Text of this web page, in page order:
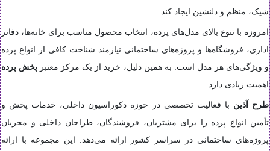
شیک، منظم و دلنشین ایجاد کند.
امروزه با تنوع بالای مدل‌های پرده، انتخاب محصول مناسب برای خانه‌ها، دفاتر
اداری، فروشگاه‌ها و پروژه‌های ساختمانی نیازمند شناخت کافی از انواع پرده
و ویژگی‌های هر مدل است. به همین دلیل، خرید از یک مرکز معتبر پخش پرده
اهمیت زیادی دارد.
طرح آذین با فعالیت تخصصی در حوزه دکوراسیون داخلی، خدمات پخش و
تأمین انواع پرده را برای مشتریان، فروشندگان، طراحان داخلی و مجریان
پروژه‌های ساختمانی در سراسر کشور ارائه می‌دهد. این مجموعه با ارائه